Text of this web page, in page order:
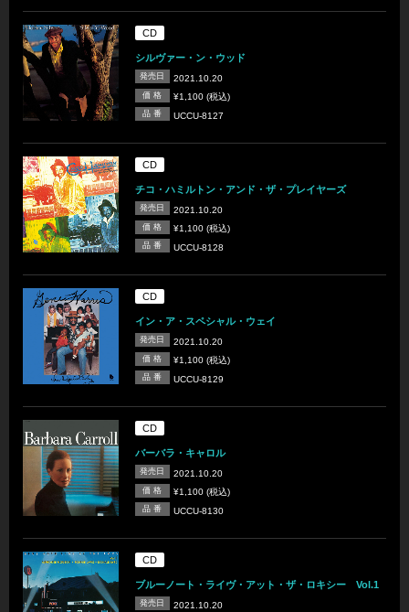
CD
シルヴァー・ン・ウッド
発売日 2021.10.20
価 格 ¥1,100 (税込)
品 番 UCCU-8127
CD
チコ・ハミルトン・アンド・ザ・プレイヤーズ
発売日 2021.10.20
価 格 ¥1,100 (税込)
品 番 UCCU-8128
CD
イン・ア・スペシャル・ウェイ
発売日 2021.10.20
価 格 ¥1,100 (税込)
品 番 UCCU-8129
CD
バーバラ・キャロル
発売日 2021.10.20
価 格 ¥1,100 (税込)
品 番 UCCU-8130
CD
ブルーノート・ライヴ・アット・ザ・ロキシー Vol.1
発売日 2021.10.20